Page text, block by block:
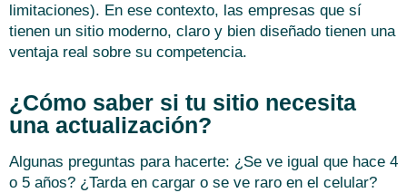
limitaciones). En ese contexto, las empresas que sí
tienen un sitio moderno, claro y bien diseñado tienen una
ventaja real sobre su competencia.
¿Cómo saber si tu sitio necesita
una actualización?
Algunas preguntas para hacerte: ¿Se ve igual que hace 4
o 5 años? ¿Tarda en cargar o se ve raro en el celular?